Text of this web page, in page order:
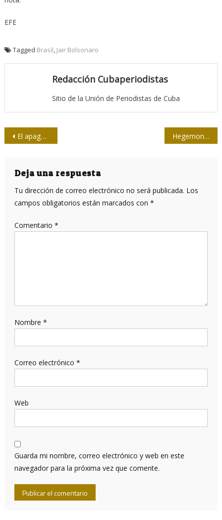
EFE
Tagged Brasil, Jair Bolsonaro
Redacción Cubaperiodistas
Sitio de la Unión de Periodistas de Cuba
Navegación
entradas
El apagón: ¿ciberataque como guerra de baja intensidad en Venezuela? Hegemonía imperialista de Estados Unidos: A mí, no me toques
Deja una respuesta
Tu dirección de correo electrónico no será publicada. Los
campos obligatorios están marcados con *
Comentario *
Nombre *
Correo electrónico *
Web
Guarda mi nombre, correo electrónico y web en este
navegador para la próxima vez que comente.